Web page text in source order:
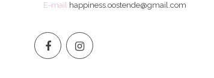
E-mail happiness.oostende@gmail.com